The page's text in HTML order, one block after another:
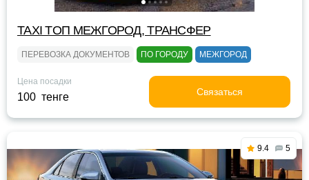
TAXI TOП МЕЖГОРОД, ТРАНСФЕР
ПЕРЕВОЗКА ДОКУМЕНТОВ ПО ГОРОДУ МЕЖГОРОД
Цена посадки
100 тенге Связаться
9.4 5